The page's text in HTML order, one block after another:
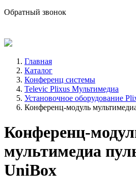
Обратный звонок
Главная
Каталог
Конференц системы
Televic Plixus Мультимедиа
Установочное оборудование
Конференц-модуль
Конференц-
мультимедиа
UniBox